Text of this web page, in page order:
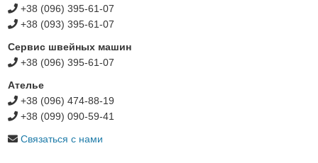
+38 (096) 395-61-07
+38 (093) 395-61-07
Сервис швейных машин
+38 (096) 395-61-07
Ателье
+38 (096) 474-88-19
+38 (099) 090-59-41
Связаться с нами